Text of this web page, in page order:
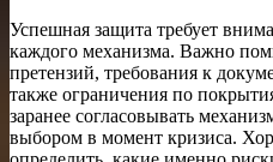
Успешная защита требует
каждого механизма. Важно
претензий, требования к
также ограничения по
заранее согласовывать
выбором в момент кризиса.